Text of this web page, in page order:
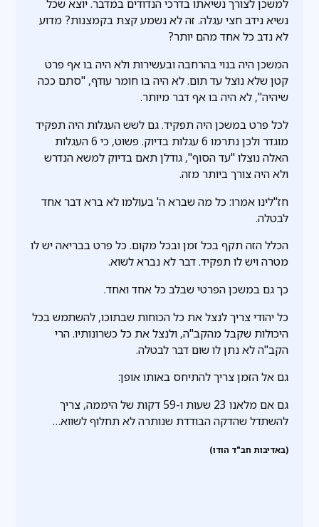
למשכן לצורך נשיאתו בדרכי הנדודים במדבר. יוצא שכל
נשיא נידב חצי עגלה. זה לא נשמע קצת בקמצנות? מדוע
לא נדב כל אחד מהם יותר?
המשכן היה בנוי בהרחבה ובעשירות ולא היה בו אף פרט
קטן שלא נוצל עד תום. לא היה בו חומר עודף, "סתם ככה
שיהיה", לא היה בו אף דבר מיותר.
לכל פרט במשכן היה תפקיד. גם לשש העגלות היה תפקיד
מוגדר ולכן נתרמו 6 עגלות בדיוק. פשוט, כי 6 העגלות
האלה נוצלו "עד הסוף", גודלן תאם בדיוק למשא הנדרש
ולא היה צורך ביותר מזה.
חז"לינו אמרו: כל מה שברא ה' בעולמו לא ברא דבר אחד
לבטלה.
הכלל הזה תקף בכל זמן ובכל מקום. כל פרט בבריאה יש לו
מטרה ויש לו תפקיד. דבר לא נברא לשוא.
כך גם במשכן הפרטי שבלב כל אחד ואחד.
כל יהודי צריך לנצל את כל הכוחות שבתוכו, להשתמש בכל
היכולות שקבל מהקב"ה, ולנצל את כל כשרונותיו. הרי
הקב"ה לא נתן לו שום דבר לבטלה.
גם אל הזמן צריך להתיחס באותו אופן:
גם אם מלאנו 23 שעות ו-59 דקות של היממה, צריך
להשתדל שהדקה הבודדת שנותרה לא תחלוף לשווא…
(באדיבות חב"ד הודו)